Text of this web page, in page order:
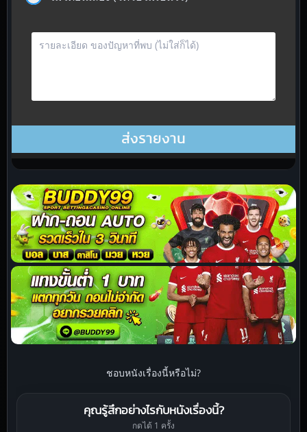
ชอบหนังเรื่องนี้หรือไม่?
คุณรู้สึกอย่างไรกับหนังเรื่องนี้?
กดได้ 1 ครั้ง